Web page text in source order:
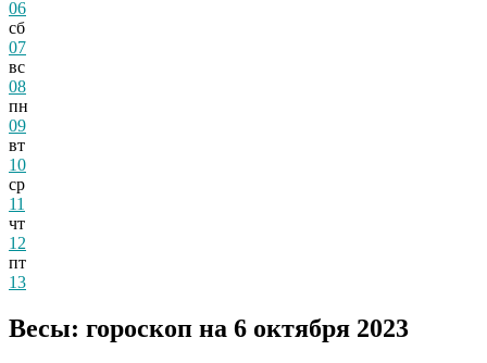
06
сб
07
вс
08
пн
09
вт
10
ср
11
чт
12
пт
13
Весы: гороскоп на 6 октября 2023